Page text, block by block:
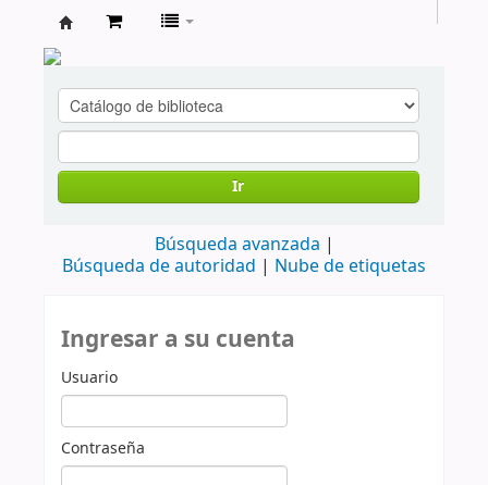
cendoc
Ir
Búsqueda avanzada
Búsqueda de autoridad
Nube de etiquetas
Ingresar a su cuenta
Usuario
Contraseña